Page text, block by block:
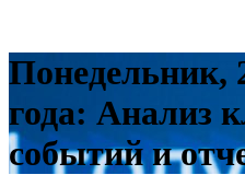
Понедельник,
года: Анализ
событий и